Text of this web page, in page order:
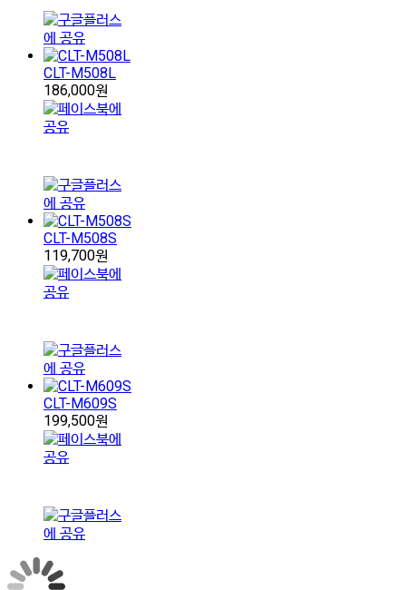
CLT-M508L
186,000원
CLT-M508S
119,700원
CLT-M609S
199,500원